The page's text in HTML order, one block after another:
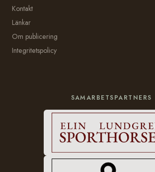
Kontakt
Länkar
Om publicering
Integritetspolicy
SAMARBETSPARTNERS